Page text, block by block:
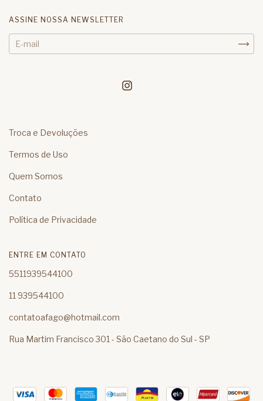
ASSINE NOSSA NEWSLETTER
Troca e Devoluções
Termos de Uso
Quem Somos
Contato
Política de Privacidade
ENTRE EM CONTATO
5511939544100
11 939544100
contatoafago@hotmail.com
Rua Martim Francisco 301 - São Caetano do Sul - SP